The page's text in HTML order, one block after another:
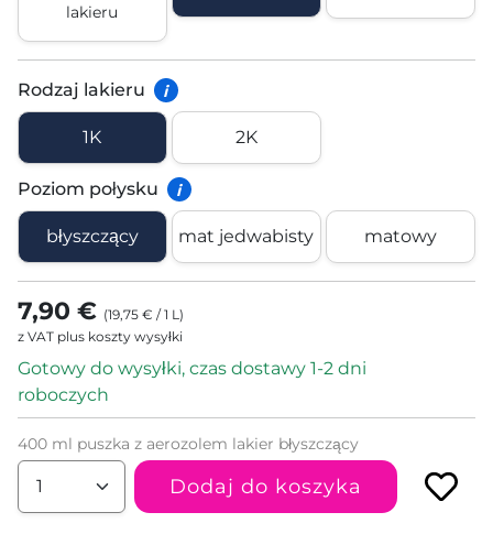
lakieru
Rodzaj lakieru i
1K 2K
Poziom połysku i
błyszczący mat jedwabisty matowy
7,90 € (19,75 € /1 L )
z VAT plus koszty wysyłki
Gotowy do wysyłki, czas dostawy 1-2 dni
roboczych
400 ml puszka z aerozolem lakier błyszczący
Dodaj do koszyka